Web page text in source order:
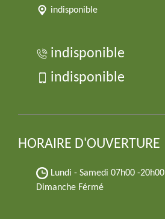
indisponible
indisponible
indisponible
HORAIRE D'OUVERTURE
Lundi - Samedi 07h00 -20h00
Dimanche Férmé